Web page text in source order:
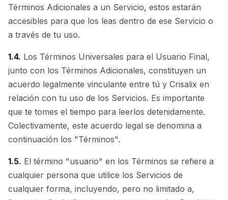
Términos Adicionales a un Servicio, estos estarán
accesibles para que los leas dentro de ese Servicio o
a través de tu uso.
1.4. Los Términos Universales para el Usuario Final,
junto con los Términos Adicionales, constituyen un
acuerdo legalmente vinculante entre tú y Crisalix en
relación con tu uso de los Servicios. Es importante
que te tomes el tiempo para leerlos detenidamente.
Colectivamente, este acuerdo legal se denomina a
continuación los "Términos".
1.5. El término "usuario" en los Términos se refiere a
cualquier persona que utilice los Servicios de
cualquier forma, incluyendo, pero no limitado a,